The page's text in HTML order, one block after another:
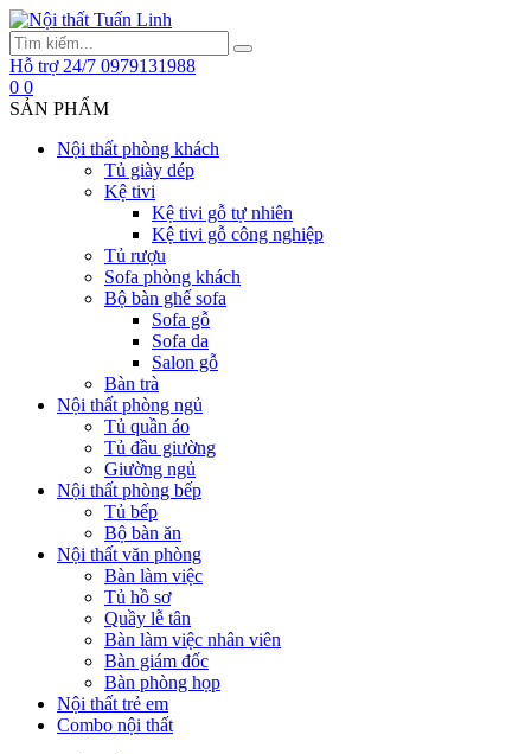
Hỗ trợ 24/7 0979131988
0 0
SẢN PHẨM
Nội thất phòng khách
Tủ giày dép
Kệ tivi
Kệ tivi gỗ tự nhiên
Kệ tivi gỗ công nghiệp
Tủ rượu
Sofa phòng khách
Bộ bàn ghế sofa
Sofa gỗ
Sofa da
Salon gỗ
Bàn trà
Nội thất phòng ngủ
Tủ quần áo
Tủ đầu giường
Giường ngủ
Nội thất phòng bếp
Tủ bếp
Bộ bàn ăn
Nội thất văn phòng
Bàn làm việc
Tủ hồ sơ
Quầy lễ tân
Bàn làm việc nhân viên
Bàn giám đốc
Bàn phòng họp
Nội thất trẻ em
Combo nội thất